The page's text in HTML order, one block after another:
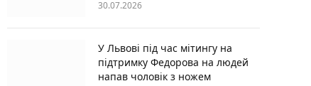
30.07.2026
У Львові під час мітингу на
підтримку Федорова на людей
напав чоловік з ножем